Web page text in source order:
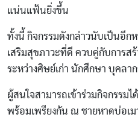
แน่นแฟ้นยิ่งขึ้น
ทั้งนี้ กิจกรรมดังกล่าวนับเป็นอีก
เสริมสุขภาวะที่ดี ควบคู่กับการส
ระหว่างศิษย์เก่า นักศึกษา บุคลา
ผู้สนใจสามารถเข้าร่วมกิจกรรมไ
พร้อมเพรียงกัน ณ ชายหาดบ่อเ